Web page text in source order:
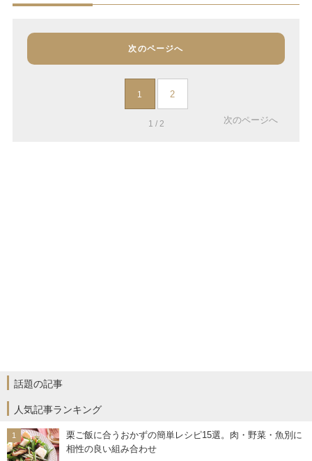
次のページへ
1 2
1 / 2 次のページへ
話題の記事
人気記事ランキング
栗ご飯に合うおかずの簡単レシピ15選。肉・野菜・魚別に
相性の良い組み合わせ